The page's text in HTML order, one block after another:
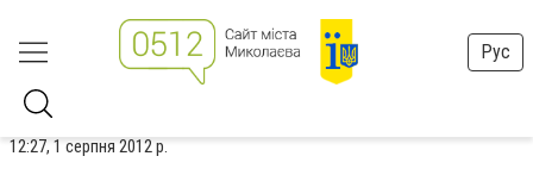
Рус
12:27, 1 серпня 2012 р.